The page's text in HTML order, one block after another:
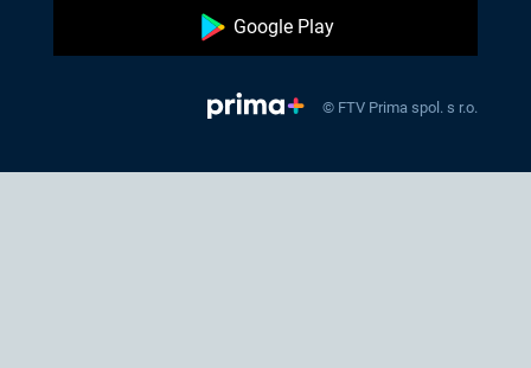
Google Play
© FTV Prima spol. s r.o.